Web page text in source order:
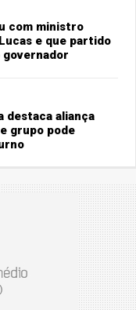
com ministro
e que partido
governador
destaca aliança
grupo pode